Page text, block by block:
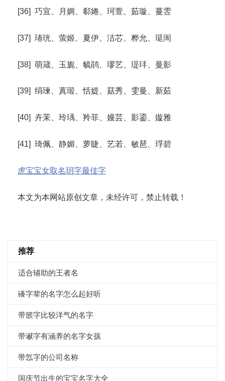
[36] 巧宜、月婤、郗婘、珂萱、茹璇、蔓雴
[37] 瑃珖、萤姬、夏伊、洁芯、桦允、珽訚
[38] 萌箴、玉旎、毓鹃、璆艺、瑅玤、曼影
[39] 绢瑓、蒖瑖、恬媞、菇秀、雯曼、新茹
[40] 卉茉、玲瑀、羚菲、嫚芸、影鎏、嫙雅
[41] 琦佩、静媚、萝睫、艺若、敏琶、琈碧
虎宝宝女取名玥字最佳字
本文为本网站原创文章，未经许可，禁止转载！
推荐
适合辅助的王者名
礢字辈的名字怎么起好听
带篏字比较洋气的名字
带谳字有涵养的名字女孩
带忥字的公司名称
国庆节出生的宝宝名字大全